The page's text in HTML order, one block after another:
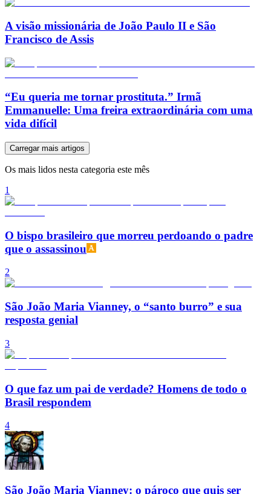
A visão missionária de João Paulo II e São
Francisco de Assis
“Eu queria me tornar prostituta.” Irmã
Emmanuelle: Uma freira extraordinária com uma
vida difícil
Carregar mais artigos
Os mais lidos nesta categoria este mês
1
O bispo brasileiro que morreu perdoando o padre
que o assassinou
2
São João Maria Vianney, o “santo burro” e sua
resposta genial
3
O que faz um pai de verdade? Homens de todo o
Brasil respondem
4
São João Maria Vianney: o pároco que quis ser